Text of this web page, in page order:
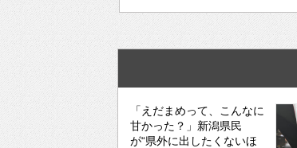
「えだまめって、こんなに
甘かった？」新潟県民
が“県外に出したくないほ